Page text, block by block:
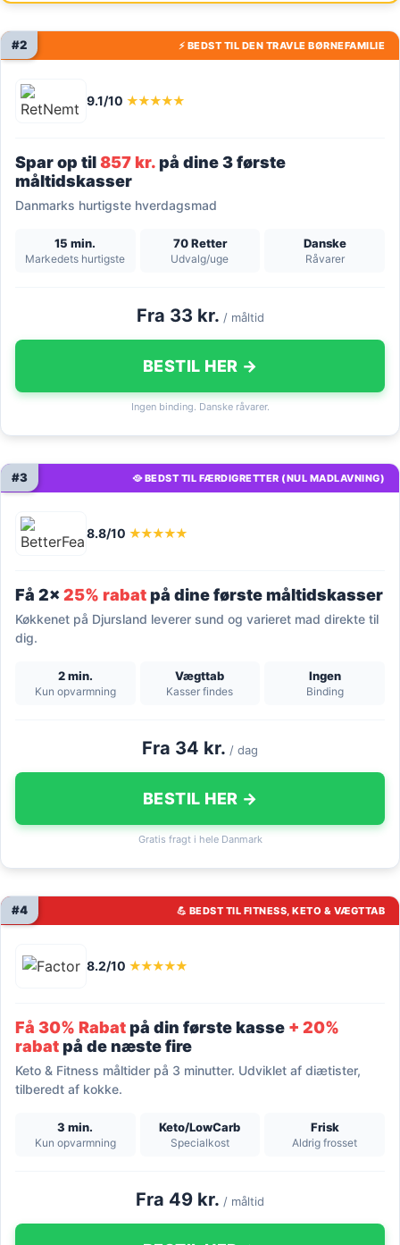
⚡ BEDST TIL DEN TRAVLE BØRNEFAMILIE
#2
9.1/10 ★★★★★
Spar op til857 kr.på dine 3 første
måltidskasser
Danmarks hurtigste hverdagsmad
15 min.
Markedets hurtigste
70 Retter
Udvalg/uge
Danske
Råvarer
Fra 33 kr. / måltid
BESTIL HER →
Ingen binding. Danske råvarer.
🥘 BEDST TIL FÆRDIGRETTER (NUL MADLAVNING)
#3
8.8/10 ★★★★★
Få 2x 25% rabatpå dine første måltidskasser
Køkkenet på Djursland leverer sund og varieret mad direkte til
dig.
2 min.
Kun opvarmning
Vægttab
Kasser findes
Ingen
Binding
Fra 34 kr. / dag
BESTIL HER →
Gratis fragt i hele Danmark
💪 BEDST TIL FITNESS, KETO & VÆGTTAB
#4
8.2/10 ★★★★★
Få 30% Rabatpå din første kasse + 20%
rabatpå de næste fire
Keto & Fitness måltider på 3 minutter. Udviklet af diætister,
tilberedt af kokke.
3 min.
Kun opvarmning
Keto/LowCarb
Specialkost
Frisk
Aldrig frosset
Fra 49 kr. / måltid